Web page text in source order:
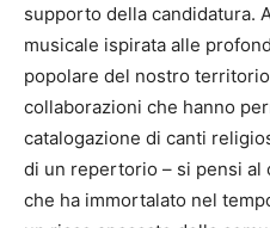
supporto della candidatura.
musicale ispirata alle
popolare del nostro
collaborazioni che hanno
catalogazione di canti
di un repertorio – si pensi al
che ha immortalato nel